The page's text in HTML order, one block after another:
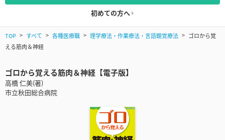
初めての方へ
TOP すべて 各種医療職 理学療法・作業療法・言語聴覚療法
ゴロから覚
える筋肉＆神経
ゴロから覚える筋肉＆神経【電子版】
高橋 仁美(著)
市立秋田総合病院